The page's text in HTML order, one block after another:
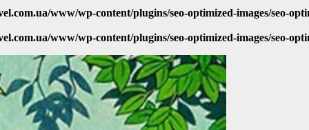
www/wp-content/plugins/seo-optimized-images/seo-
www/wp-content/plugins/seo-optimized-images/seo-